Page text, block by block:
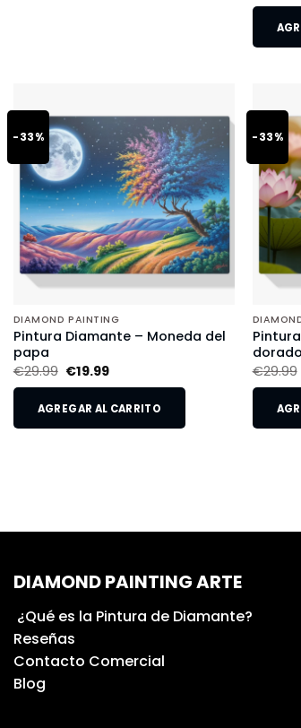
-33%
DIAMOND PAINTING
Pintura Diamante – Moneda del
papa
€29.99 €19.99
AGREGAR AL CARRITO
-33%
€29.99
DIAMOND PAINTING ARTE
¿Qué es la Pintura de Diamante?
Reseñas
Contacto Comercial
Blog